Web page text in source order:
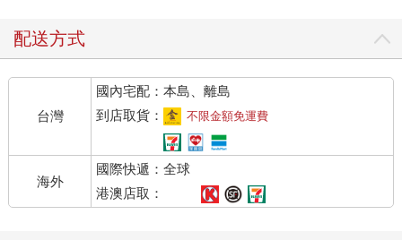
配送方式
台灣
國內宅配：本島、離島
到店取貨：
不限金額免運費
海外
國際快遞：全球
港澳店取：